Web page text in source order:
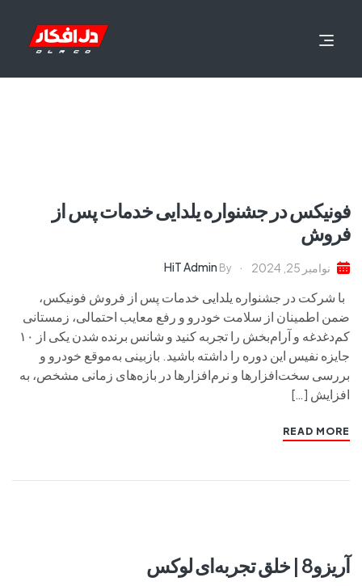
فونیکس در جشنواره یلدایی خدمات پس از
فروش
نوامبر 25, 2024 By
HiT Admin
با شرکت در جشنواره یلدایی خدمات پس از فروش فونیکس،
ضمن اطمینان از سلامت خودرو و رفع معایب احتمالی، زمستانی
کم‌دغدغه و آرام‌بخش را تجربه کنید و شانس برنده شدن یکی از ۱۰
جایزه نفیس این دوره را داشته باشید. بازبینی به‌موقع خودرو و
بررسی سخت‌افزارها و نرم‌افزارها در بازه‌های زمانی مشخص، به
افزایش […]
READ MORE
آریزو8 | خلق تجربه‌ای لوکس